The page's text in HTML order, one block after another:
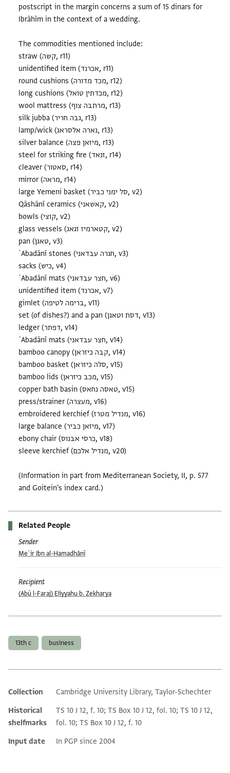
postscript in the margin concerns a sum of 15 dinars for
Ibrāhīm in the context of a wedding.
The commodities mentioned include:
straw (קשה, r11)
unidentified item (אכרנד, r11)
round cushions (מכד מדורה, r12)
long cushions (מכדתין טואל, r12)
wool mattress (מרתבה צוף, r13)
silk jubba (גבה חריר, r13)
lamp/wick (נארה אלסראג, r13)
silver balance (מיזאן פצה, r13)
steel for striking fire (זנאד, r14)
cleaver (סאטור, r14)
mirror (מראה, r14)
large Yemeni basket (סל ימני כביר, v2)
Qāshānī ceramics (קאשאני, v2)
bowls (קוצי, v2)
glass vessels (קטארמיז זגאג, v2)
pan (טאגן, v3)
ʿAbadānī stones (חגרה עבדאני, v3)
sacks (כיש, v4)
ʿAbadānī mats (חצר עבדאני, v6)
unidentified item (אכרנד, v7)
gimlet (ברימה לטיפה, v11)
set (of dishes?) and a pan (דסת וטאגן, v13)
ledger (דפתר, v14)
ʿAbadānī mats (חצר עבדאני, v14)
bamboo canopy (קבה כיזראן, v14)
bamboo basket (סלה כיזראן, v15)
bamboo lids (מכב כיזראן, v15)
copper bath basin (טאסה נחאס, v15)
press/strainer (מעצרה, v16)
embroidered kerchief (מנדיל מטרז, v16)
large balance (מיזאן כביר, v17)
ebony chair (כרסי אבנוס, v18)
sleeve kerchief (מנדיל אלכם, v20)
(Information in part from Mediterranean Society, II, p. 577
and Goitein's index card.)
Related People
Sender
Meʾir Ibn al-Hamadhānī
Recipient
(Abū l-Faraj) Eliyyahu b. Zekharya
13th c business
Additional metadata
Collection
Cambridge University Library, Taylor-Schechter
Historical
shelfmarks
TS 10 J 12, f. 10; TS Box 10 J 12, fol. 10; TS 10 J 12,
fol. 10; TS Box 10 J 12, f. 10
Input date
In PGP since 2004